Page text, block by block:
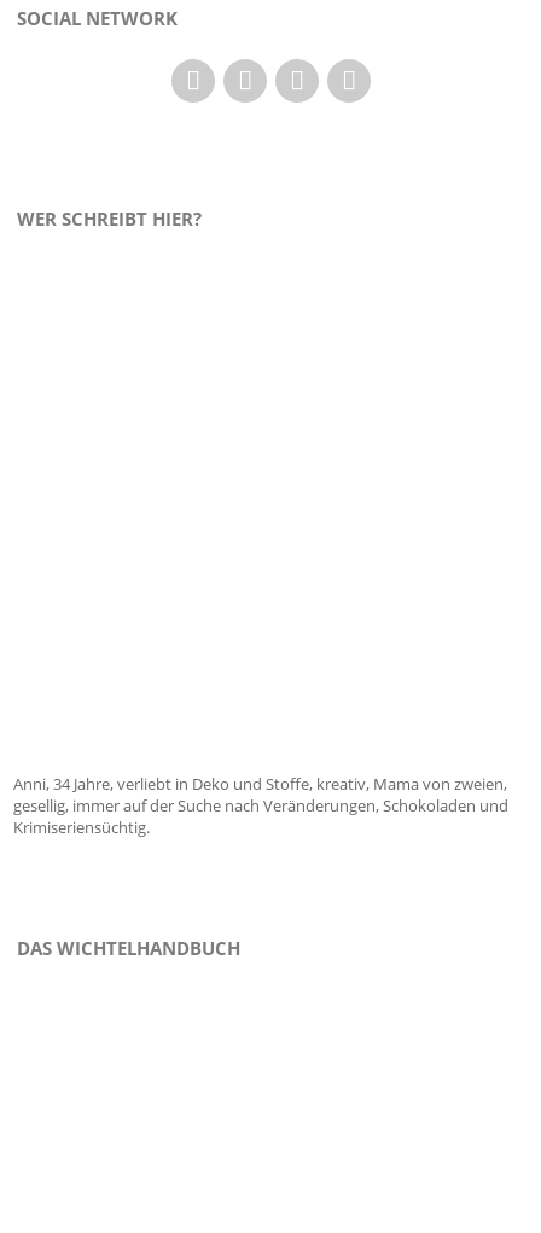
SOCIAL NETWORK
WER SCHREIBT HIER?
Anni, 34 Jahre, verliebt in Deko und Stoffe, kreativ, Mama von zweien,
gesellig, immer auf der Suche nach Veränderungen, Schokoladen und
Krimiseriensüchtig.
DAS WICHTELHANDBUCH